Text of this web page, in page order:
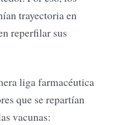
trayectoria en
reperfilar sus
liga farmacéutica
que se repartían
vacunas: